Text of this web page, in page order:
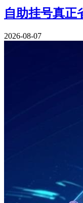
自助挂号真正
2026-08-07